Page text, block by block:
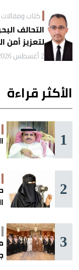
كتاب ومقالات
التحالف
لتعزيز أمن
2 أغسطس 2026
الأكثر قراءة
1
2
3